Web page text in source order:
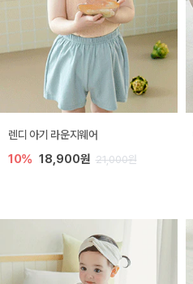
렌디 아기 라운지웨어
10% 18,900원 21,000원